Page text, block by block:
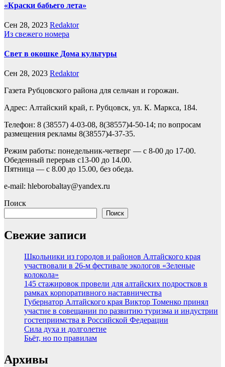
«Краски бабьего лета»
Сен 28, 2023 Redaktor
Из свежего номера
Свет в окошке Дома культуры
Сен 28, 2023 Redaktor
Газета Рубцовского района для сельчан и горожан.
Адрес: Алтайский край, г. Рубцовск, ул. К. Маркса, 184.
Телефон: 8 (38557) 4-03-08, 8(38557)4-50-14; по вопросам
размещения рекламы 8(38557)4-37-35.
Режим работы: понедельник-четверг — с 8-00 до 17-00.
Обеденный перерыв с13-00 до 14.00.
Пятница — с 8.00 до 15.00, без обеда.
e-mail: hleborobaltay@yandex.ru
Поиск
Поиск
Свежие записи
Школьники из городов и районов Алтайского края
участвовали в 26-м фестивале экологов «Зеленые
колокола»
145 стажировок провели для алтайских подростков в
рамках корпоративного наставничества
Губернатор Алтайского края Виктор Томенко принял
участие в совещании по развитию туризма и индустрии
гостеприимства в Российской Федерации
Сила духа и долголетие
Бьёт, но по правилам
Архивы